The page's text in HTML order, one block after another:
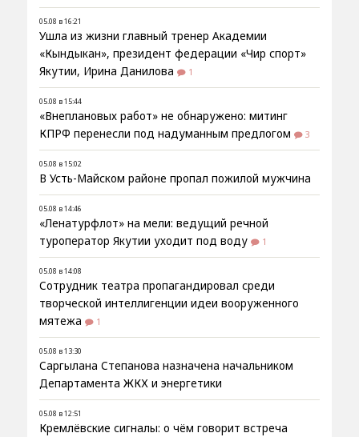
05.08 в 16:21
Ушла из жизни главный тренер Академии
«Кындыкан», президент федерации «Чир спорт»
Якутии, Ирина Данилова
1
05.08 в 15:44
«Внеплановых работ» не обнаружено: митинг
КПРФ перенесли под надуманным предлогом
3
05.08 в 15:02
В Усть-Майском районе пропал пожилой мужчина
05.08 в 14:46
«Ленатурфлот» на мели: ведущий речной
туроператор Якутии уходит под воду
1
05.08 в 14:08
Сотрудник театра пропагандировал среди
творческой интеллигенции идеи вооруженного
мятежа
1
05.08 в 13:30
Саргылана Степанова назначена начальником
Департамента ЖКХ и энергетики
05.08 в 12:51
Кремлёвские сигналы: о чём говорит встреча